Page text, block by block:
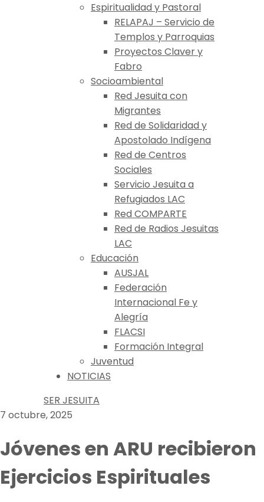
Espiritualidad y Pastoral
RELAPAJ – Servicio de
Templos y Parroquias
Proyectos Claver y
Fabro
Socioambiental
Red Jesuita con
Migrantes
Red de Solidaridad y
Apostolado Indígena
Red de Centros
Sociales
Servicio Jesuita a
Refugiados LAC
Red COMPARTE
Red de Radios Jesuitas
LAC
Educación
AUSJAL
Federación
Internacional Fe y
Alegría
FLACSI
Formación Integral
Juventud
NOTICIAS
SER JESUITA
7 octubre, 2025
Jóvenes en ARU recibieron
Ejercicios Espirituales